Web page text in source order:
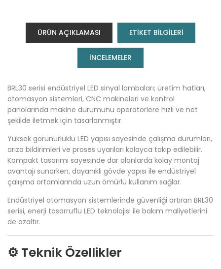
ÜRÜN AÇIKLAMASI ETİKET BİLGİLERİ
INCELEMELER
BRL30 serisi endüstriyel LED sinyal lambaları; üretim hatları,
otomasyon sistemleri, CNC makineleri ve kontrol
panolarında makine durumunu operatörlere hızlı ve net
şekilde iletmek için tasarlanmıştır.
Yüksek görünürlüklü LED yapısı sayesinde çalışma durumları,
arıza bildirimleri ve proses uyarıları kolayca takip edilebilir.
Kompakt tasarımı sayesinde dar alanlarda kolay montaj
avantajı sunarken, dayanıklı gövde yapısı ile endüstriyel
çalışma ortamlarında uzun ömürlü kullanım sağlar.
Endüstriyel otomasyon sistemlerinde güvenliği artıran BRL30
serisi, enerji tasarruflu LED teknolojisi ile bakım maliyetlerini
de azaltır.
⚙️ Teknik Özellikler